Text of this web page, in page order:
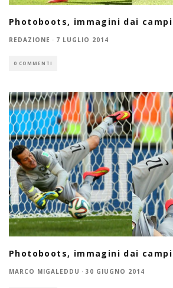
Photoboots, immagini dai campi
REDAZIONE · 7 LUGLIO 2014
0 COMMENTI
Photoboots, immagini dai campi
MARCO MIGALEDDU · 30 GIUGNO 2014